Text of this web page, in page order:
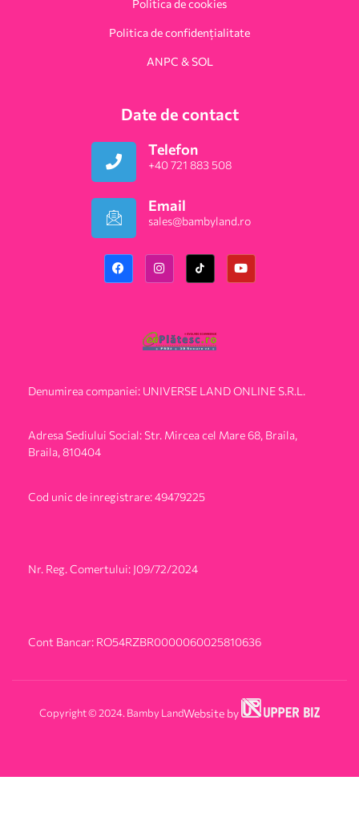
Politica de cookies
Politica de confidențialitate
ANPC & SOL
Date de contact
Telefon
+40 721 883 508
Email
sales@bambyland.ro​
Denumirea companiei: UNIVERSE LAND ONLINE S.R.L.
Adresa Sediului Social: Str. Mircea cel Mare 68, Braila,
Braila, 810404
Cod unic de inregistrare: 49479225
Nr. Reg. Comertului: J09/72/2024
Cont Bancar: RO54RZBR0000060025810636
Copyright © 2024. Bamby LandWebsite by